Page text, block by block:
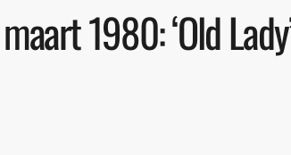
1980: ‘Old